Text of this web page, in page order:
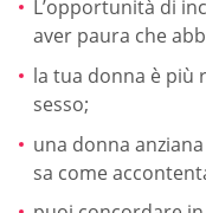
L’opportunità di
aver paura che
la tua donna è più
sesso;
una donna
sa come